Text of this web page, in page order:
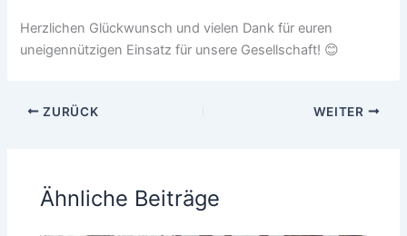
Herzlichen Glückwunsch und vielen Dank für euren
uneigennützigen Einsatz für unsere Gesellschaft! 😊
ZURÜCK WEITER
Ähnliche Beiträge